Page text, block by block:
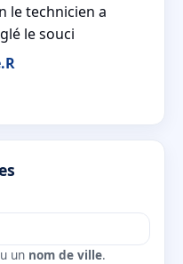
le technicien a
le souci
un nom de ville.